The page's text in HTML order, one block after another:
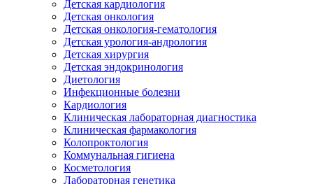
Детская кардиология
Детская онкология
Детская онкология-гематология
Детская урология-андрология
Детская хирургия
Детская эндокринология
Диетология
Инфекционные болезни
Кардиология
Клиническая лабораторная диагностика
Клиническая фармакология
Колопроктология
Коммунальная гигиена
Косметология
Лабораторная генетика